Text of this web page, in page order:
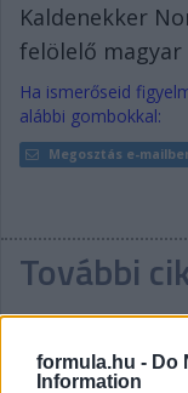
formula.hu - Do
Information
Kaldenekker
felölelő
Ha ismerőseid
alábbi gombokkal:
Megosztás e-
További